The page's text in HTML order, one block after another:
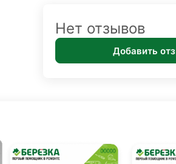
Нет отзывов
Добавить